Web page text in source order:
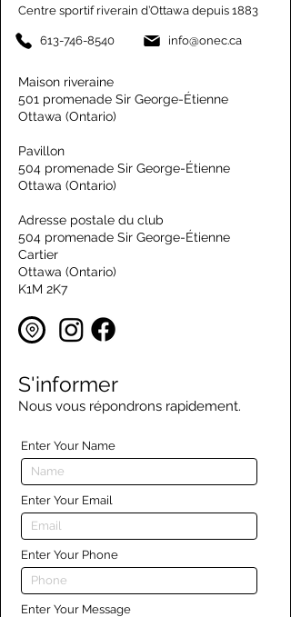
Centre sportif riverain d’Ottawa depuis 1883
613-746-8540 info@onec.ca
Maison riveraine
501 promenade Sir George-Étienne
Ottawa (Ontario)
Pavillon
504 promenade Sir George-Étienne
Ottawa (Ontario)
Adresse postale du club
504 promenade Sir George-Étienne
Cartier
Ottawa (Ontario)
K1M 2K7
S'informer
Nous vous répondrons rapidement.
Enter Your Name
Enter Your Email
Enter Your Phone
Enter Your Message